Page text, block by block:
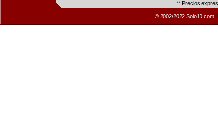
** Precios
© 2002/2022 Solo10.com